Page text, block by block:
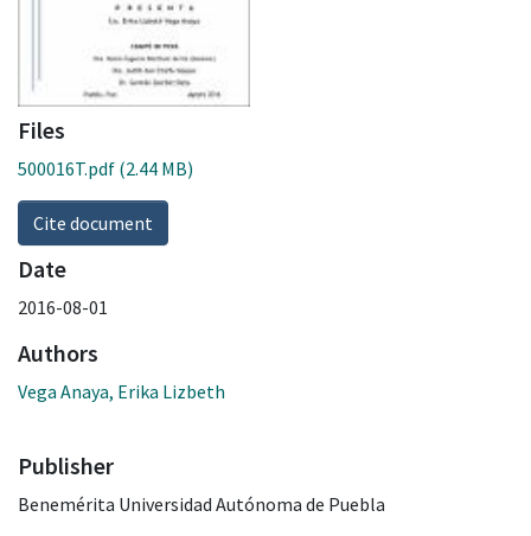
Files
500016T.pdf (2.44 MB)
Cite document
Date
2016-08-01
Authors
Vega Anaya, Erika Lizbeth
Publisher
Benemérita Universidad Autónoma de Puebla